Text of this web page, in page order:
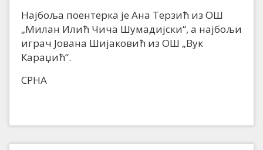
Најбоља поентерка је Ана Терзић из ОШ
„Милан Илић Чича Шумадијски“, а најбољи
играч Јована Шијаковић из ОШ „Вук
Караџић“.
СРНА